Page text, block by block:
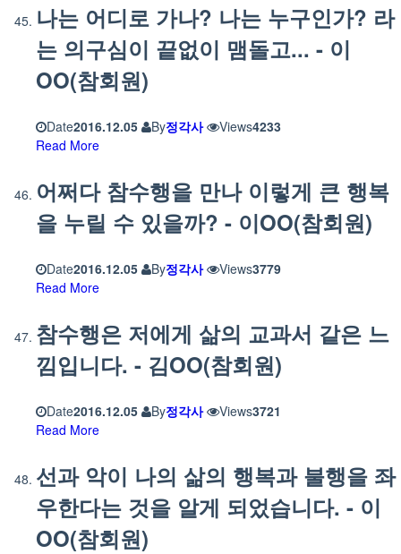
나는 어디로 가나? 나는 누구인가? 라
는 의구심이 끝없이 맴돌고... - 이
OO(참회원)
Date2016.12.05 By정각사 Views4233
Read More
어쩌다 참수행을 만나 이렇게 큰 행복
을 누릴 수 있을까? - 이OO(참회원)
Date2016.12.05 By정각사 Views3779
Read More
참수행은 저에게 삶의 교과서 같은 느
낌입니다. - 김OO(참회원)
Date2016.12.05 By정각사 Views3721
Read More
선과 악이 나의 삶의 행복과 불행을 좌
우한다는 것을 알게 되었습니다. - 이
OO(참회원)